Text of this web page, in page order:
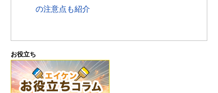
の注意点も紹介
お役立ち